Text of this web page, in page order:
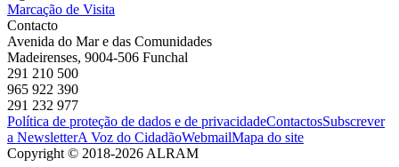
Marcação de Visita
Contacto
Avenida do Mar e das Comunidades
Madeirenses, 9004-506 Funchal
291 210 500
965 922 390
291 232 977
Política de proteção de dados e de privacidadeContactosSubscrever
a NewsletterA Voz do CidadãoWebmailMapa do site
Copyright © 2018-2026 ALRAM